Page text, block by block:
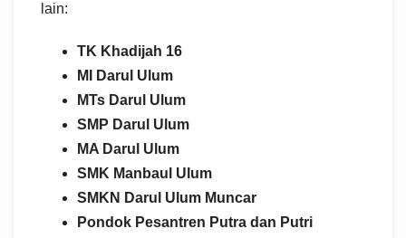
lain:
TK Khadijah 16
MI Darul Ulum
MTs Darul Ulum
SMP Darul Ulum
MA Darul Ulum
SMK Manbaul Ulum
SMKN Darul Ulum Muncar
Pondok Pesantren Putra dan Putri